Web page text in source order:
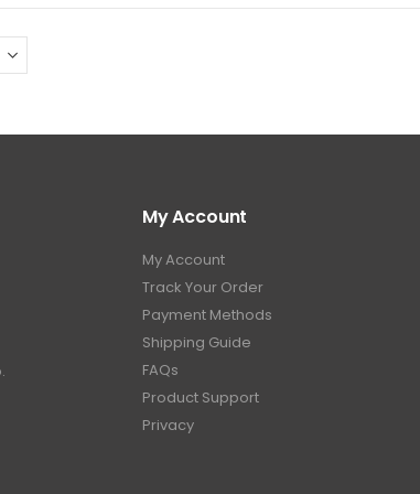
My Account
My Account
Track Your Order
Payment Methods
Shipping Guide
FAQs
Product Support
Privacy